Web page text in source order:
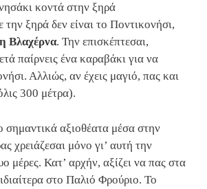
κοντά στην ξηρά
την ξηρά δεν είναι το Ποντικονήσι,
Βλαχέρνα. Την επισκέπτεσαι,
παίρνεις ένα καραβάκι για να
Αλλιώς, αν έχεις μαγιό, πας και
300 μέτρα).
σημαντικά αξιοθέατα μέσα στην
χρειάζεσαι μόνο γι’ αυτή την
μέρες. Κατ’ αρχήν, αξίζει να πας στα
στο Παλιό Φρούριο. Το